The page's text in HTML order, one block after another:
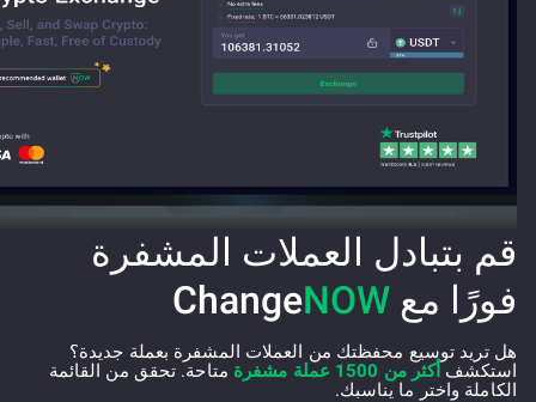
قم بتبادل العملات المشفرة
فورًا مع Change NOW
هل تريد توسيع محفظتك من العملات المشفرة بعملة جديدة؟
استكشف أكثر من 1500 عملة مشفرة
متاحة. تحقق من القائمة
الكاملة واختر ما يناسبك.